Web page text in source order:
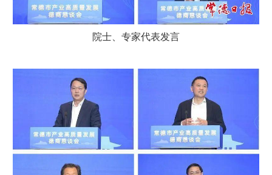
院士、专家代表发言